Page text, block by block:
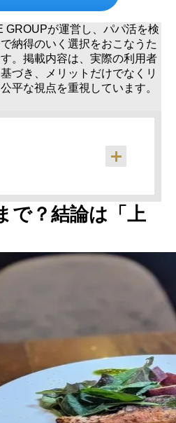
GROUPが運営し、パパ活を検
納得のいく選択をおこなうた
。掲載内容は、実際の利用者
づき、メリットだけでなくリ
平な視点を重視しています。
歳から｜18歳未満は違法
年齢）
の目安（1回あたり）
安
と社会的マナーが伝わる
話スキルで癒し枠の安心感
知的魅力で安定した太パパ
高・月極パパに長期指名
で？結論は「上